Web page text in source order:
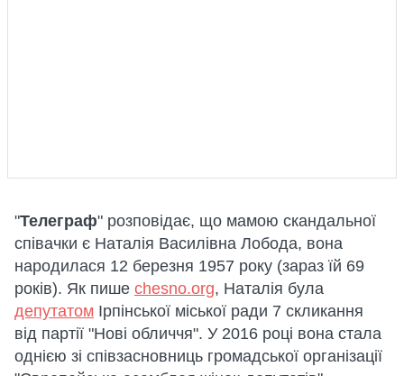
"Телеграф" розповідає, що мамою скандальної
співачки є Наталія Василівна Лобода, вона
народилася 12 березня 1957 року (зараз їй 69
років). Як пише chesno.org, Наталія була
депутатом Ірпінської міської ради 7 скликання
від партії "Нові обличчя". У 2016 році вона стала
однією зі співзасновниць громадської організації